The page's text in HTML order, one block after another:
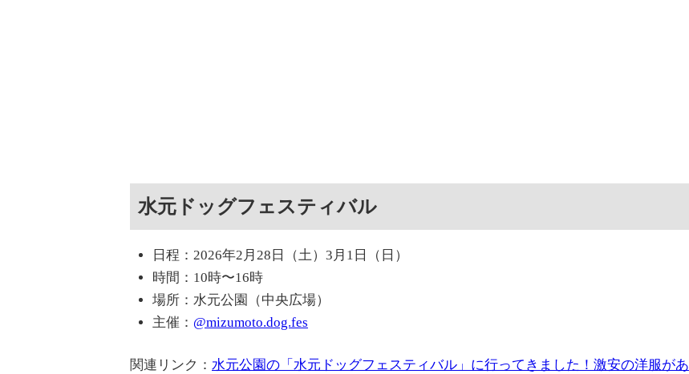
水元ドッグフェスティバル
日程：2026年2月28日（土）3月1日（日）
時間：10時〜16時
場所：水元公園（中央広場）
主催： @mizumoto.dog.fes
関連リンク： 水元公園の「水元ドッグフェスティバル」に行ってきました！激安の洋服があ